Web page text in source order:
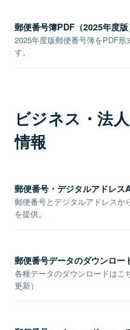
郵便番号簿PDF（2025年度版
2025年度版郵便番号簿をPDF形
す。
ビジネス・法
情報
郵便番号・デジタルアドレス
郵便番号とデジタルアドレスか
を提供。
郵便番号データのダウンロー
各種データのダウンロードはこ
更新）